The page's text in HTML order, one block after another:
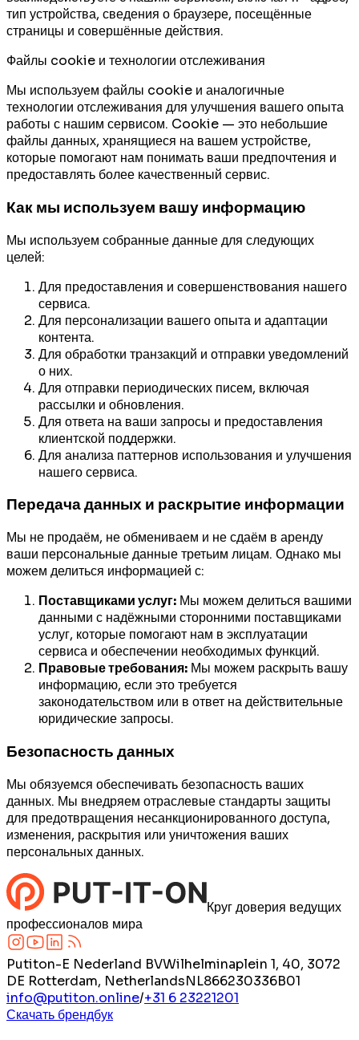
тип устройства, сведения о браузере, посещённые
страницы и совершённые действия.
Файлы cookie и технологии отслеживания
Мы используем файлы cookie и аналогичные
технологии отслеживания для улучшения вашего опыта
работы с нашим сервисом. Cookie — это небольшие
файлы данных, хранящиеся на вашем устройстве,
которые помогают нам понимать ваши предпочтения и
предоставлять более качественный сервис.
Как мы используем вашу информацию
Мы используем собранные данные для следующих
целей:
Для предоставления и совершенствования нашего
сервиса.
Для персонализации вашего опыта и адаптации
контента.
Для обработки транзакций и отправки уведомлений
о них.
Для отправки периодических писем, включая
рассылки и обновления.
Для ответа на ваши запросы и предоставления
клиентской поддержки.
Для анализа паттернов использования и улучшения
нашего сервиса.
Передача данных и раскрытие информации
Мы не продаём, не обмениваем и не сдаём в аренду
ваши персональные данные третьим лицам. Однако мы
можем делиться информацией с:
Поставщиками услуг: Мы можем делиться вашими
данными с надёжными сторонними поставщиками
услуг, которые помогают нам в эксплуатации
сервиса и обеспечении необходимых функций.
Правовые требования: Мы можем раскрыть вашу
информацию, если это требуется
законодательством или в ответ на действительные
юридические запросы.
Безопасность данных
Мы обязуемся обеспечивать безопасность ваших
данных. Мы внедряем отраслевые стандарты защиты
для предотвращения несанкционированного доступа,
изменения, раскрытия или уничтожения ваших
персональных данных.
Круг доверия ведущих
профессионалов мира
Putiton-E Nederland BVWilhelminaplein 1, 40, 3072
DE Rotterdam, NetherlandsNL866230336B01
info@putiton.online/+31 6 23221201
Скачать брендбук